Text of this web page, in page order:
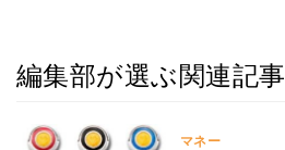
編集部が選ぶ関連記事
マネー